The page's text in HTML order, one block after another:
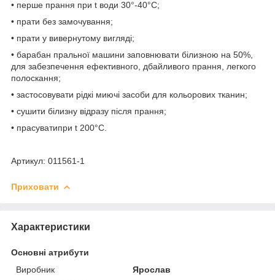
• перше прання при t води 30°-40°C;
• прати без замочування;
• прати у вивернутому вигляді;
• барабан пральної машини заповнювати білизною на 50%,
для забезпечення ефективного, дбайливого прання, легкого
полоскання;
• застосовувати рідкі миючі засоби для кольорових тканин;
• сушити білизну відразу після прання;
• прасуватипри t 200°С.
Артикул: 011561-1
Приховати
Характеристики
Основні атрибути
Виробник
Ярослав